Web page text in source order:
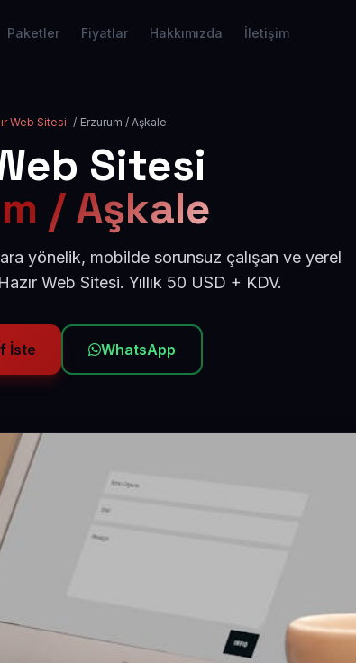
Paketler Fiyatlar Hakkımızda İletişim
Web Sitesi / Erzurum / Aşkale
Sitesi
/ Aşkale
yönelik, mobilde sorunsuz çalışan ve yerel
Web Sitesi. Yıllık 50 USD + KDV.
İste WhatsApp